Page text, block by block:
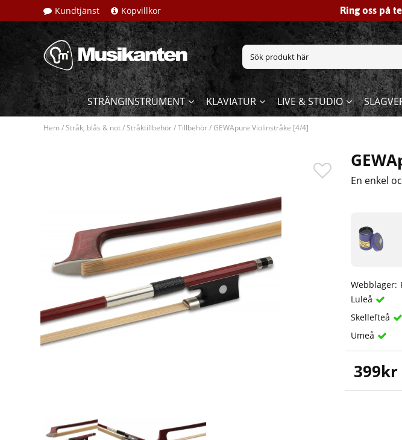
Kundtjänst Köpvillkor Ring oss på
STRÄNGINSTRUMENT KLAVIATUR LIVE & STUDIO
Hem /Stråk, blås & not/Stråktillbehör/Tillbehör/GEWApure Violinstråke [4/4]
En enkel
Webblager:
Luleå
Skellefteå
Umeå
399kr